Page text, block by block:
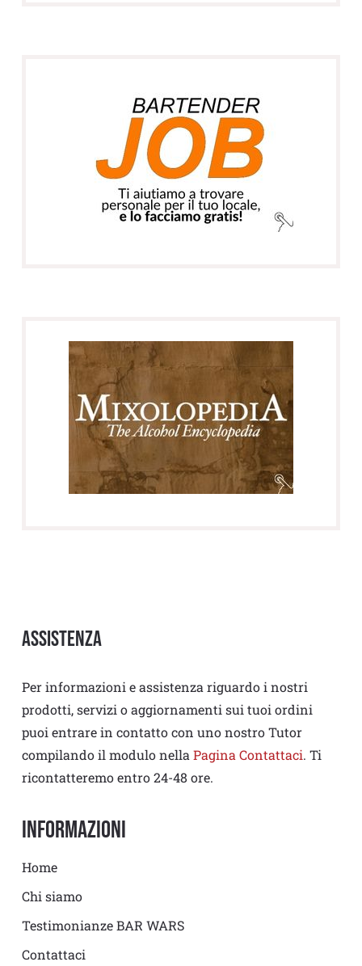
Assistenza
Per informazioni e assistenza riguardo i nostri
prodotti, servizi o aggiornamenti sui tuoi ordini
puoi entrare in contatto con uno nostro Tutor
compilando il modulo nellaPagina Contattaci. Ti
ricontatteremo entro 24-48 ore.
Informazioni
Home
Chi siamo
Testimonianze BAR WARS
Contattaci